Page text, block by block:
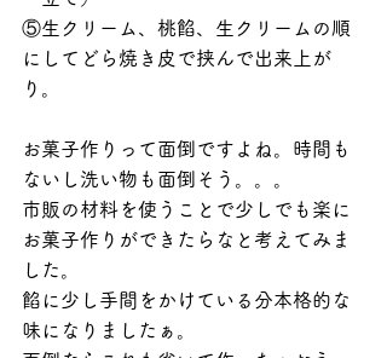
⑤生クリーム、桃餡、生クリームの順
にしてどら焼き皮で挟んで出来上が
り。
お菓子作りって面倒ですよね。時間も
ないし洗い物も面倒そう。。。
市販の材料を使うことで少しでも楽に
お菓子作りができたらなと考えてみま
した。
餡に少し手間をかけている分本格的な
味になりましたぁ。